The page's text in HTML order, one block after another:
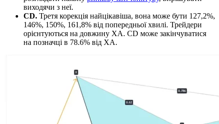
виходячи з неї.
CD. Третя корекція найцікавіша, вона може бути 127,2%,
146%, 150%, 161,8% від попередньої хвилі. Трейдери
орієнтуються на довжину XA. CD може закінчуватися
на позначці в 78.6% від XA.